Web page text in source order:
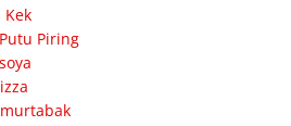
Kek
Piring